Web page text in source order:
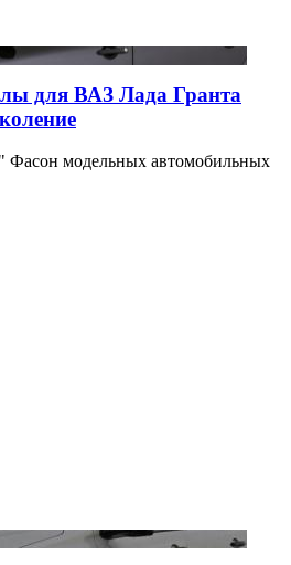
для ВАЗ Лада Гранта
модельных автомобильных